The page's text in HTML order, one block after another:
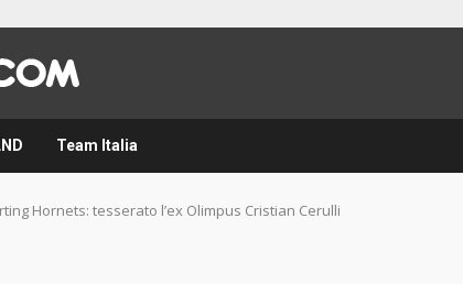
Team Italia
Hornets: tesserato l’ex Olimpus Cristian Cerulli